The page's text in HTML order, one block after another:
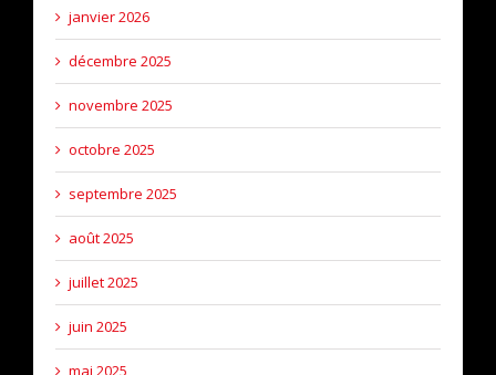
janvier 2026
décembre 2025
novembre 2025
octobre 2025
septembre 2025
août 2025
juillet 2025
juin 2025
mai 2025